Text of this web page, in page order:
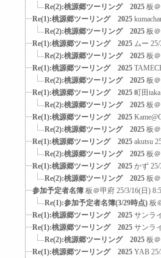
Re(2):桃源郷ツーリング 2025 板
Re(1):桃源郷ツーリング 2025
Re(2):桃源郷ツーリング 2025 板
Re(1):桃源郷ツーリング 2025 ムー
Re(2):桃源郷ツーリング 2025 板
Re(1):桃源郷ツーリング 2025
Re(2):桃源郷ツーリング 2025 板
Re(1):桃源郷ツーリング 2025 町田taka
Re(2):桃源郷ツーリング 2025 板
Re(1):桃源郷ツーリング 2025
Re(2):桃源郷ツーリング 2025 板
Re(1):桃源郷ツーリング 2025 akutsu
Re(2):桃源郷ツーリング 2025 板
Re(1):桃源郷ツーリング 2025 かず
Re(2):桃源郷ツーリング 2025 板
参加予定者名簿 板＠甲府 25/3/16(日)
Re(1):参加予定者名簿(3/29時点) 板
Re(1):桃源郷ツーリング 2025 サンラ
Re(1):桃源郷ツーリング 2025 サンラ
Re(2):桃源郷ツーリング 2025 板
Re(1):桃源郷ツーリング 2025 YAB